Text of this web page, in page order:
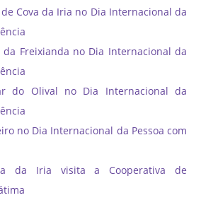
Cova da Iria no Dia Internacional da
da Freixianda no Dia Internacional da
do Olival no Dia Internacional da
no Dia Internacional da Pessoa com
da Iria visita a Cooperativa de